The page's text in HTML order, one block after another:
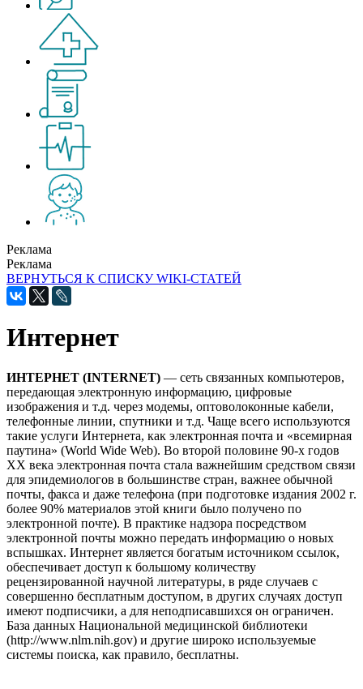
Реклама
Реклама
ВЕРНУТЬСЯ К СПИСКУ WIKI-СТАТЕЙ
Интернет
ИНТЕРНЕТ (INTERNET) — сеть связанных компьютеров,
передающая электронную информацию, цифровые
изображения и т.д. через модемы, оптоволоконные кабели,
телефонные линии, спутники и т.д. Чаще всего используются
такие услуги Интернета, как электронная почта и «всемирная
паутина» (World Wide Web). Во второй половине 90-х годов
ХХ века электронная почта стала важнейшим средством связи
для эпидемиологов в большинстве стран, важнее обычной
почты, факса и даже телефона (при подготовке издания 2002 г.
более 90% материалов этой книги было получено по
электронной почте). В практике надзора посредством
электронной почты можно передать информацию о новых
вспышках. Интернет является богатым источником ссылок,
обеспечивает доступ к большому количеству
рецензированной научной литературы, в ряде случаев с
совершенно бесплатным доступом, в других случаях доступ
имеют подписчики, а для неподписавшихся он ограничен.
База данных Национальной медицинской библиотеки
(http://www.nlm.nih.gov) и другие широко используемые
системы поиска, как правило, бесплатны.